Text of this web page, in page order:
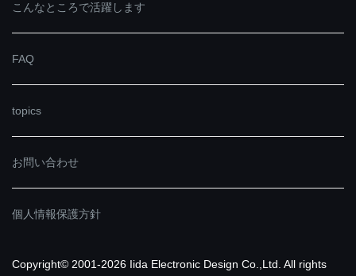
こんなところで活躍します
FAQ
topics
お問い合わせ
個人情報保護方針
Copyright© 2001-2026 Iida Electronic Design Co.,Ltd. All rights